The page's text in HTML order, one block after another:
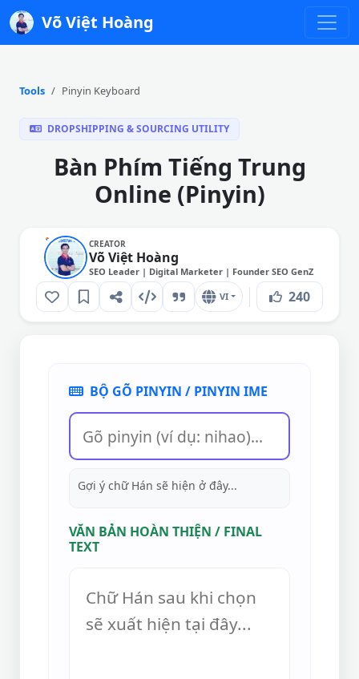
Võ Việt Hoàng
Tools Pinyin Keyboard
DROPSHIPPING & SOURCING UTILITY
Bàn Phím Tiếng Trung
Online (Pinyin)
CREATOR
Võ Việt Hoàng
SEO Leader | Digital Marketer | Founder SEO GenZ
VI 240
BỘ GÕ PINYIN / PINYIN IME
Gợi ý chữ Hán sẽ hiện ở đây...
VĂN BẢN HOÀN THIỆN / FINAL
TEXT